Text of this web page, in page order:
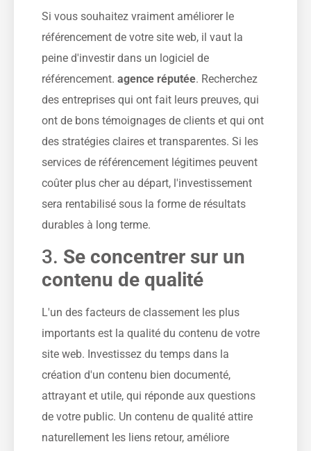
Si vous souhaitez vraiment améliorer le
référencement de votre site web, il vaut la
peine d'investir dans un logiciel de
référencement. agence réputée. Recherchez
des entreprises qui ont fait leurs preuves, qui
ont de bons témoignages de clients et qui ont
des stratégies claires et transparentes. Si les
services de référencement légitimes peuvent
coûter plus cher au départ, l'investissement
sera rentabilisé sous la forme de résultats
durables à long terme.
3. Se concentrer sur un
contenu de qualité
L'un des facteurs de classement les plus
importants est la qualité du contenu de votre
site web. Investissez du temps dans la
création d'un contenu bien documenté,
attrayant et utile, qui réponde aux questions
de votre public. Un contenu de qualité attire
naturellement les liens retour, améliore